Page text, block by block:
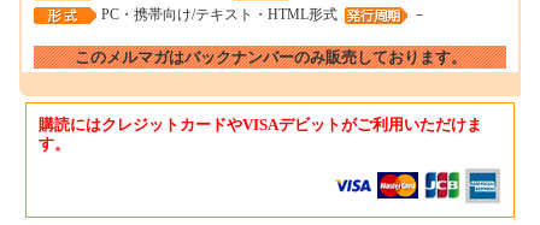
PC・携帯向け/テキスト・HTML形式
－
このメルマガはバックナンバーのみ販売しております。
購読にはクレジットカードやVISAデビットがご利用いただけま
す。